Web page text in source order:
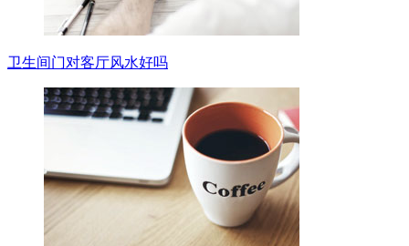
卫生间门对客厅风水好吗